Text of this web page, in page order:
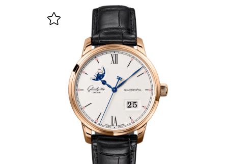
English Deutsch
메뉴 닫기